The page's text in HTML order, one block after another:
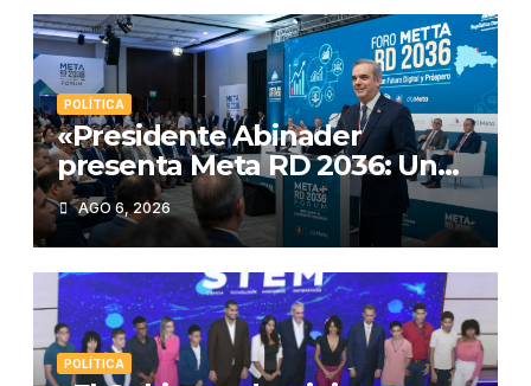
POLÍTICA
«Presidente Abinader
presenta Meta RD 2036: Un
plan histórico para el
desarrollo de República
Dominicana»
AGO 6, 2026
POLÍTICA